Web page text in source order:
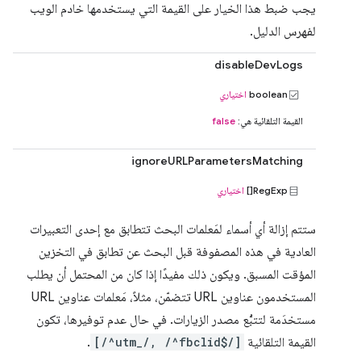
يجب ضبط هذا الخيار على القيمة التي يستخدمها خادم الويب
لفهرس الدليل.
disableDevLogs
boolean اختياري
القيمة التلقائية هي: false
ignoreURLParametersMatching
RegExp[] اختياري
ستتم إزالة أي أسماء لمَعلمات البحث تتطابق مع إحدى التعبيرات
العادية في هذه المصفوفة قبل البحث عن تطابق في التخزين
المؤقت المسبق. ويكون ذلك مفيدًا إذا كان من المحتمل أن يطلب
المستخدمون عناوين URL تتضمّن، مثلاً، مَعلمات عناوين URL
مستخدَمة لتتبُّع مصدر الزيارات. في حال عدم توفيرها، تكون
القيمة التلقائية [/^utm_/, /^fbclid$/]
.